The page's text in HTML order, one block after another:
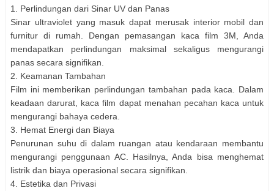
1. Perlindungan dari Sinar UV dan Panas
Sinar ultraviolet yang masuk dapat merusak interior mobil dan
furnitur di rumah. Dengan pemasangan kaca film 3M, Anda
mendapatkan perlindungan maksimal sekaligus mengurangi
panas secara signifikan.
2. Keamanan Tambahan
Film ini memberikan perlindungan tambahan pada kaca. Dalam
keadaan darurat, kaca film dapat menahan pecahan kaca untuk
mengurangi bahaya cedera.
3. Hemat Energi dan Biaya
Penurunan suhu di dalam ruangan atau kendaraan membantu
mengurangi penggunaan AC. Hasilnya, Anda bisa menghemat
listrik dan biaya operasional secara signifikan.
4. Estetika dan Privasi